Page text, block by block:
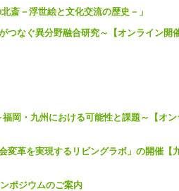
斎－浮世絵と文化交流の歴史－」
なぐ異分野融合研究～【オンライン開催
岡・九州における可能性と課題～【オン
変革を実現するリビングラボ」の開催【
ポジウムのご案内